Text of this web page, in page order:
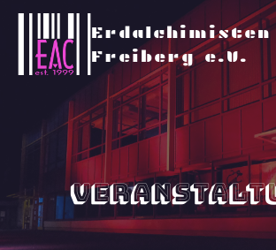
Erdalchimisten
Freiberg e.V.